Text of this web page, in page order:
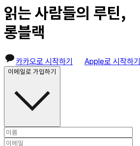
읽는 사람들의 루틴,
롱블랙
카카오로 시작하기 Apple로 시작하기
이메일로 가입하기